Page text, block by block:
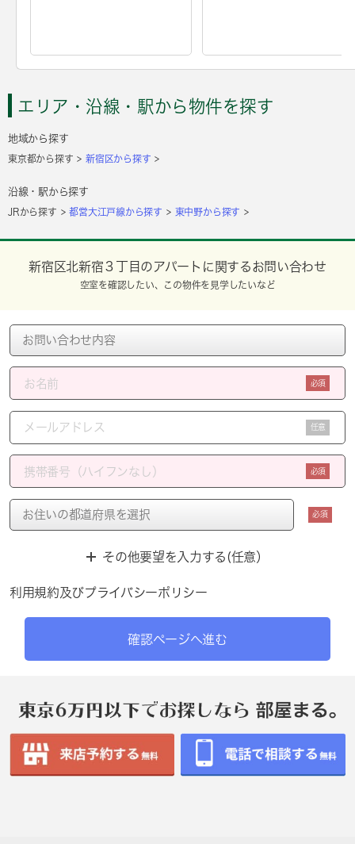
エリア・沿線・駅から物件を探す
地域から探す
東京都から探す 新宿区から探す
沿線・駅から探す
JRから探す 都営大江戸線から探す 東中野から探す
新宿区北新宿３丁目のアパートに関するお問い合わせ
空室を確認したい、この物件を見学したいなど
必須
任意
必須
必須
その他要望を入力する(任意）
利用規約及びプライバシーポリシー
確認ページへ進む